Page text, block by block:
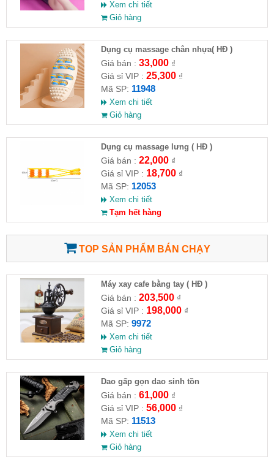
Xem chi tiết
Giỏ hàng
Dụng cụ massage chân nhựa( HĐ )
Giá bán : 33,000₫
Giá sỉ VIP : 25,300₫
Mã SP: 11948
Xem chi tiết
Giỏ hàng
Dụng cụ massage lưng ( HĐ )
Giá bán : 22,000₫
Giá sỉ VIP : 18,700₫
Mã SP: 12053
Xem chi tiết
Tạm hết hàng
TOP SẢN PHẨM BÁN CHẠY
Máy xay cafe bằng tay ( HĐ )
Giá bán : 203,500₫
Giá sỉ VIP : 198,000₫
Mã SP: 9972
Xem chi tiết
Giỏ hàng
Dao gấp gọn dao sinh tồn
Giá bán : 61,000₫
Giá sỉ VIP : 56,000₫
Mã SP: 11513
Xem chi tiết
Giỏ hàng